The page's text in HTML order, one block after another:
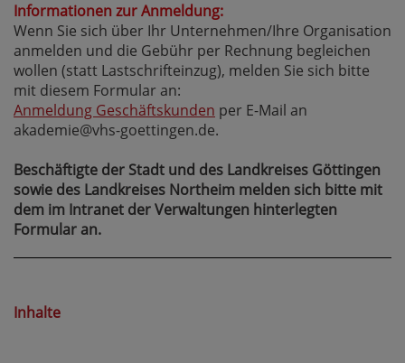
Informationen zur Anmeldung:
Wenn Sie sich über Ihr Unternehmen/Ihre Organisation
anmelden und die Gebühr per Rechnung begleichen
wollen (statt Lastschrifteinzug), melden Sie sich bitte
mit diesem Formular an:
Anmeldung Geschäftskunden per E-Mail an
akademie@vhs-goettingen.de.
Beschäftigte der Stadt und des Landkreises Göttingen
sowie des Landkreises Northeim melden sich bitte mit
dem im Intranet der Verwaltungen hinterlegten
Formular an.
Inhalte